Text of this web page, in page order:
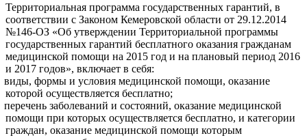
Территориальная программа государственных гарантий, в
соответствии с Законом Кемеровской области от 29.12.2014
№146-ОЗ «Об утверждении Территориальной программы
государственных гарантий бесплатного оказания гражданам
медицинской помощи на 2015 год и на плановый период 2016
и 2017 годов», включает в себя:
виды, формы и условия медицинской помощи, оказание
которой осуществляется бесплатно;
перечень заболеваний и состояний, оказание медицинской
помощи при которых осуществляется бесплатно, и категории
граждан, оказание медицинской помощи которым